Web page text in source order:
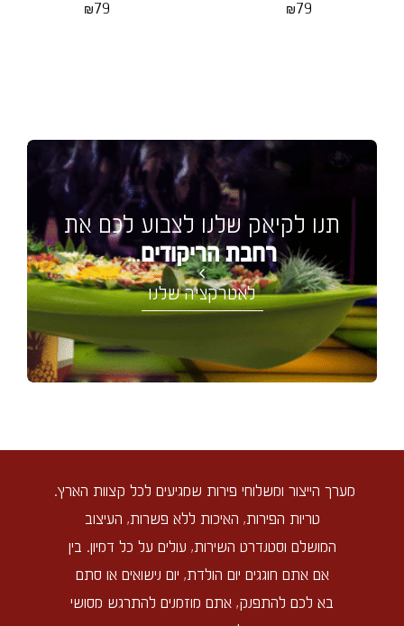
₪79
₪79
תנו לקיאק שלנו לצבוע לכם את
רחבת הריקודים...
לאטרקציה שלנו
מערך הייצור ומשלוחי פירות שמגיעים לכל קצוות הארץ.
טריות הפירות, האיכות ללא פשרות, העיצוב
המושלם וסטנדרט השירות, עולים על כל דמיון. בין
אם אתם חוגגים יום הולדת, יום נישואים או סתם
בא לכם להתפנק, אתם מוזמנים להתרגש מסושי